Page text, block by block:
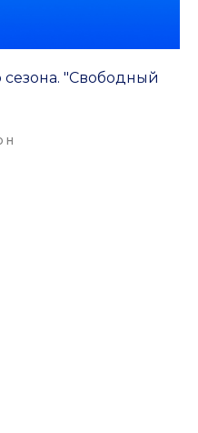
сезона. "Свободный